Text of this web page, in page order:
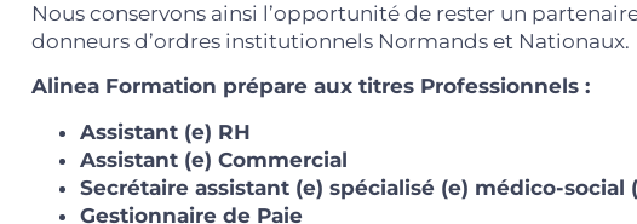
Nous conservons ainsi l’opportunité de rester un
donneurs d’ordres institutionnels Normands et Nationaux.
Alinea Formation prépare aux titres Professionnels :
Assistant (e) RH
Assistant (e) Commercial
Secrétaire assistant (e) spécialisé (e) médico-social
Gestionnaire de Paie